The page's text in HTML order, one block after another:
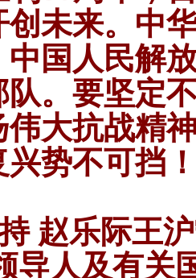
未来。中
国人民解
。要坚定
大抗战精
兴势不可挡
赵乐际王
导人及有关